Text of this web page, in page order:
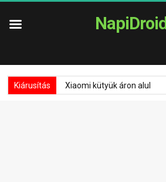
NapiDroid
Kiárusítás Xiaomi kütyük áron alul